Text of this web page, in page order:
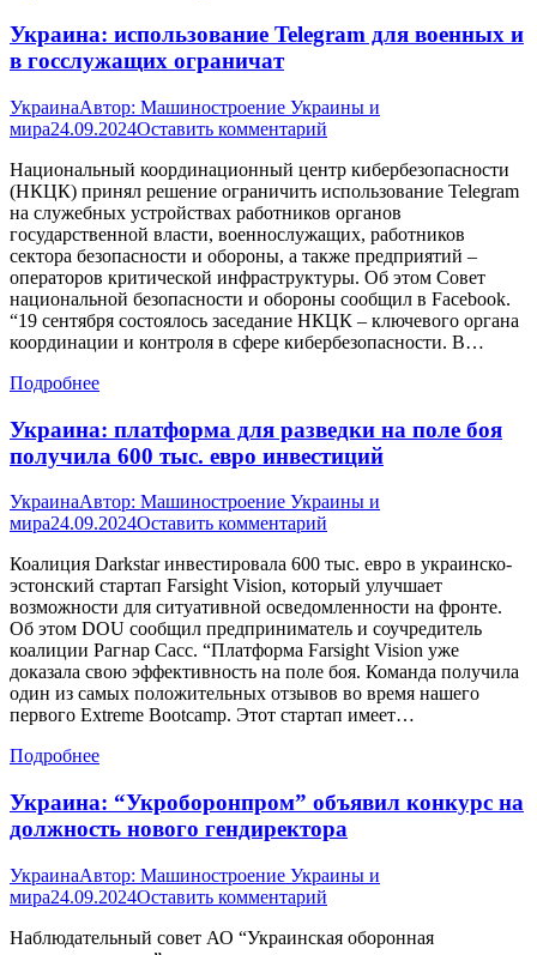
Украина: использование Telegram для военных и
в госслужащих ограничат
УкраинаАвтор: Машиностроение Украины и
мира24.09.2024Оставить комментарий
Национальный координационный центр кибербезопасности
(НКЦК) принял решение ограничить использование Telegram
на служебных устройствах работников органов
государственной власти, военнослужащих, работников
сектора безопасности и обороны, а также предприятий –
операторов критической инфраструктуры. Об этом Совет
национальной безопасности и обороны сообщил в Facebook.
“19 сентября состоялось заседание НКЦК – ключевого органа
координации и контроля в сфере кибербезопасности. В…
Подробнее
Украина: платформа для разведки на поле боя
получила 600 тыс. евро инвестиций
УкраинаАвтор: Машиностроение Украины и
мира24.09.2024Оставить комментарий
Коалиция Darkstar инвестировала 600 тыс. евро в украинско-
эстонский стартап Farsight Vision, который улучшает
возможности для ситуативной осведомленности на фронте.
Об этом DOU сообщил предприниматель и соучредитель
коалиции Рагнар Сасс. “Платформа Farsight Vision уже
доказала свою эффективность на поле боя. Команда получила
один из самых положительных отзывов во время нашего
первого Extreme Bootcamp. Этот стартап имеет…
Подробнее
Украина: “Укроборонпром” объявил конкурс на
должность нового гендиректора
УкраинаАвтор: Машиностроение Украины и
мира24.09.2024Оставить комментарий
Наблюдательный совет АО “Украинская оборонная